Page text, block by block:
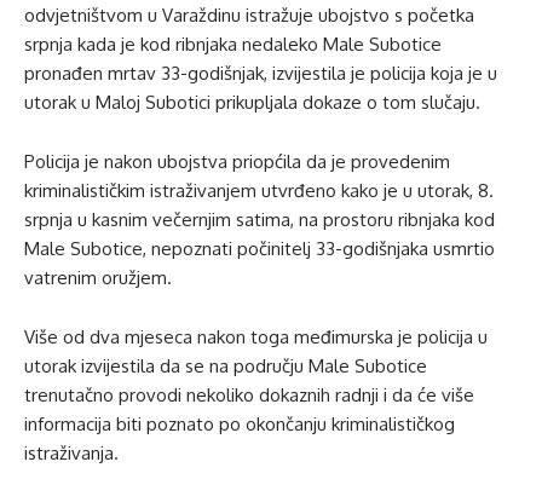
odvjetništvom u Varaždinu istražuje ubojstvo s početka
srpnja kada je kod ribnjaka nedaleko Male Subotice
pronađen mrtav 33-godišnjak, izvijestila je policija koja je u
utorak u Maloj Subotici prikupljala dokaze o tom slučaju.
Policija je nakon ubojstva priopćila da je provedenim
kriminalističkim istraživanjem utvrđeno kako je u utorak, 8.
srpnja u kasnim večernjim satima, na prostoru ribnjaka kod
Male Subotice, nepoznati počinitelj 33-godišnjaka usmrtio
vatrenim oružjem.
Više od dva mjeseca nakon toga međimurska je policija u
utorak izvijestila da se na području Male Subotice
trenutačno provodi nekoliko dokaznih radnji i da će više
informacija biti poznato po okončanju kriminalističkog
istraživanja.